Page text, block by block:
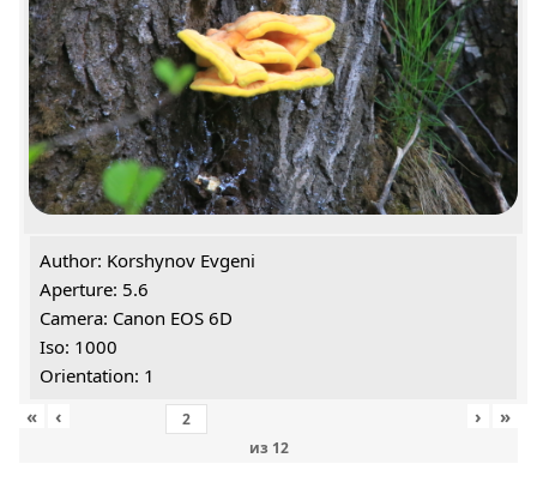
Author: Korshynov Evgeni
Aperture: 5.6
Camera: Canon EOS 6D
Iso: 1000
Orientation: 1
«
‹
из 12
› »